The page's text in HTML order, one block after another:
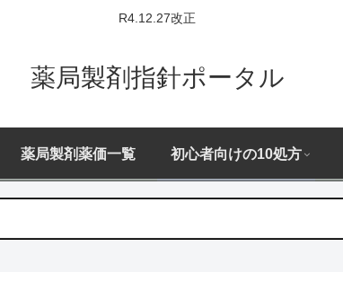
R4.12.27改正
薬局製剤指針ポータル
薬局製剤薬価一覧 初心者向けの10処方